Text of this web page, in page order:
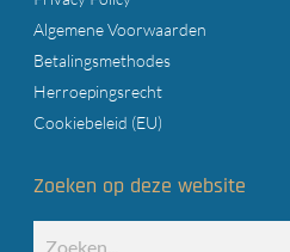
Algemene Voorwaarden
Betalingsmethodes
Herroepingsrecht
Cookiebeleid (EU)
Zoeken op deze website